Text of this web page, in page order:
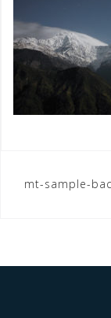
mt-sample-